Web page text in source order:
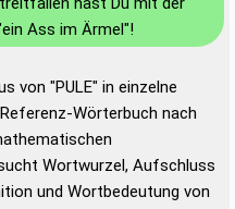
Ass im Ärmel"!
von "PULE" in einzelne
Wörterbuch nach
Wortwurzel, Aufschluss
und Wortbedeutung von